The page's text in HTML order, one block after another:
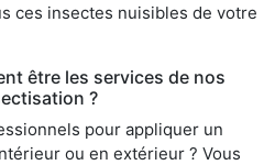
ces insectes nuisibles de votre
être les services de nos
?
pour appliquer un
ou en extérieur ? Vous